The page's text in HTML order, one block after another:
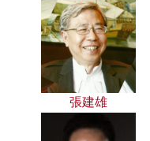
張建雄